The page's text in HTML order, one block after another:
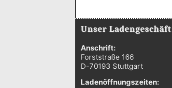
Unser Ladengeschäft
Anschrift:
Forststraße 166
D-70193 Stuttgart
Ladenöffnungszeiten: